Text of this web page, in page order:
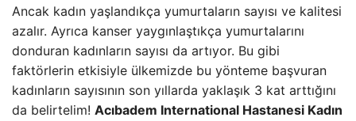
Ancak kadın yaşlandıkça yumurtaların sayısı ve kalitesi
azalır. Ayrıca kanser yaygınlaştıkça yumurtalarını
donduran kadınların sayısı da artıyor. Bu gibi
faktörlerin etkisiyle ülkemizde bu yönteme başvuran
kadınların sayısının son yıllarda yaklaşık 3 kat arttığını
da belirtelim! Acıbadem International Hastanesi Kadın